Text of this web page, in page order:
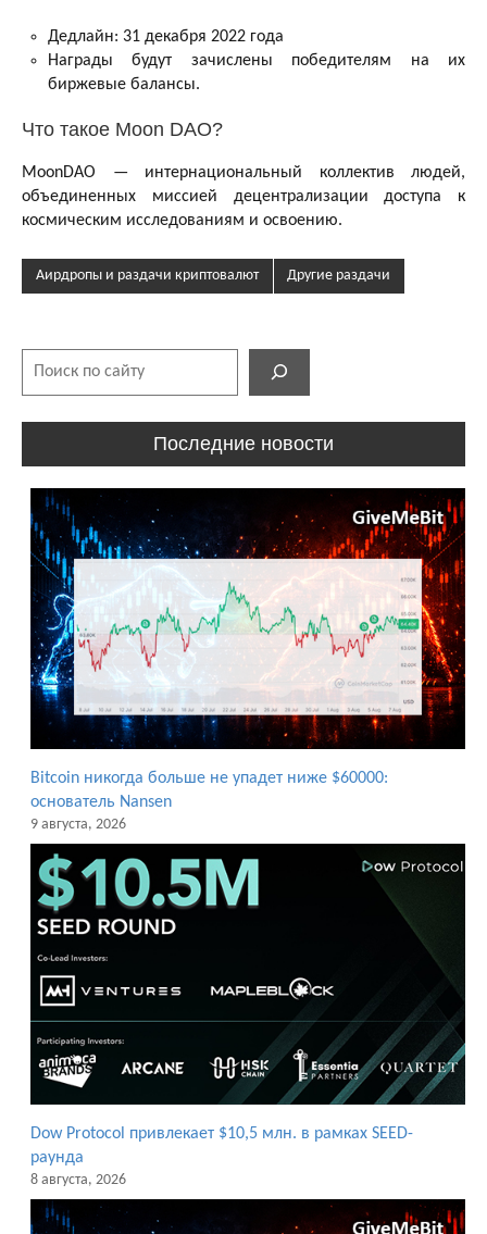
Дедлайн: 31 декабря 2022 года
Награды будут зачислены победителям на их
биржевые балансы.
Что такое Moon DAO?
MoonDAO — интернациональный коллектив людей,
объединенных миссией децентрализации доступа к
космическим исследованиям и освоению.
Аирдропы и раздачи криптовалют Другие раздачи
Последние новости
Bitcoin никогда больше не упадет ниже $60000:
основатель Nansen
9 августа, 2026
Dow Protocol привлекает $10,5 млн. в рамках SEED-
раунда
8 августа, 2026